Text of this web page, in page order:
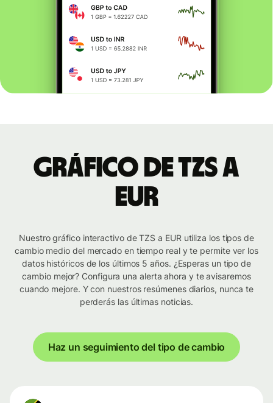
Gráfico de TZS a
EUR
Nuestro gráfico interactivo de TZS a EUR utiliza los tipos de
cambio medio del mercado en tiempo real y te permite ver los
datos históricos de los últimos 5 años. ¿Esperas un tipo de
cambio mejor? Configura una alerta ahora y te avisaremos
cuando mejore. Y con nuestros resúmenes diarios, nunca te
perderás las últimas noticias.
Haz un seguimiento del tipo de cambio